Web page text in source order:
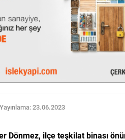
Yayınlama: 23.06.2023
Dönmez, ilçe teşkilat binası